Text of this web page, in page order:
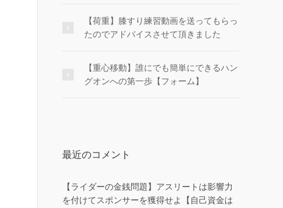
【荷重】膝すり練習動画を送ってもらっ
たのでアドバイスさせて頂きました
【重心移動】誰にでも簡単にできるハン
グオンへの第一歩【フォーム】
最近のコメント
【ライダーの金銭問題】アスリートは影響力
を付けてスポンサーを獲得せよ【自己資金は